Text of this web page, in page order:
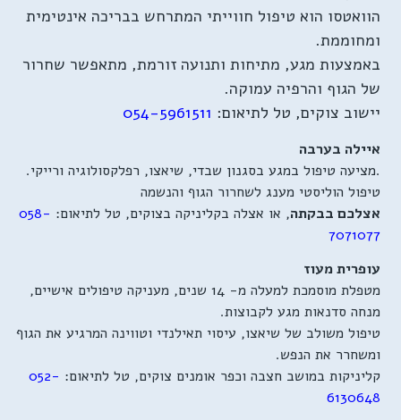
הוואטסו הוא טיפול חווייתי המתרחש בבריכה אינטימית
ומחוממת.
באמצעות מגע, מתיחות ותנועה זורמת, מתאפשר שחרור
של הגוף והרפיה עמוקה.
יישוב צוקים, טל לתיאום: 054-5961511
איילה בערבה
.מציעה טיפול במגע בסגנון שבדי, שיאצו, רפלקסולוגיה ורייקי.
טיפול הוליסטי מענג לשחרור הגוף והנשמה
אצלכם בבקתה, או אצלה בקליניקה בצוקים, טל לתיאום: 058-
7071077
עופרית מעוז
מטפלת מוסמכת למעלה מ- 14 שנים, מעניקה טיפולים אישיים,
מנחה סדנאות מגע לקבוצות.
טיפול משולב של שיאצו, עיסוי תאילנדי וטווינה המרגיע את הגוף
ומשחרר את הנפש.
קליניקות במושב חצבה וכפר אומנים צוקים, טל לתיאום: 052-
6130648